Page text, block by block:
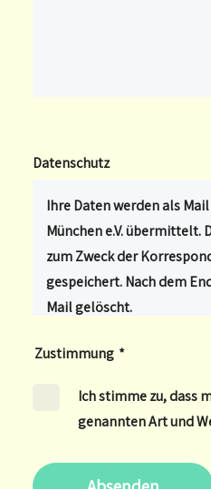
Datenschutz
Zustimmung *
Ich stimme zu, dass
genannten Art und